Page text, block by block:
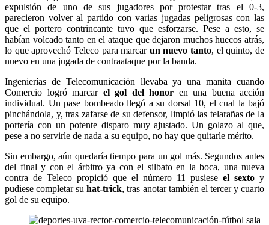
expulsión de uno de sus jugadores por protestar tras el 0-3,
parecieron volver al partido con varias jugadas peligrosas con las
que el portero contrincante tuvo que esforzarse. Pese a esto, se
habían volcado tanto en el ataque que dejaron muchos huecos atrás,
lo que aprovechó Teleco para marcar un nuevo tanto, el quinto, de
nuevo en una jugada de contraataque por la banda.
Ingenierías de Telecomunicación llevaba ya una manita cuando
Comercio logró marcar el gol del honor en una buena acción
individual. Un pase bombeado llegó a su dorsal 10, el cual la bajó
pinchándola, y, tras zafarse de su defensor, limpió las telarañas de la
portería con un potente disparo muy ajustado. Un golazo al que,
pese a no servirle de nada a su equipo, no hay que quitarle mérito.
Sin embargo, aún quedaría tiempo para un gol más. Segundos antes
del final y con el árbitro ya con el silbato en la boca, una nueva
contra de Teleco propició que el número 11 pusiese el sexto y
pudiese completar suhat-trick, tras anotar también el tercer y cuarto
gol de su equipo.